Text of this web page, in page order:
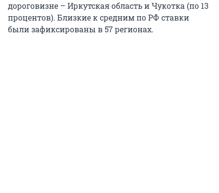
дороговизне – Иркутская область и Чукотка (по 13
процентов). Близкие к средним по РФ ставки
были зафиксированы в 57 регионах.